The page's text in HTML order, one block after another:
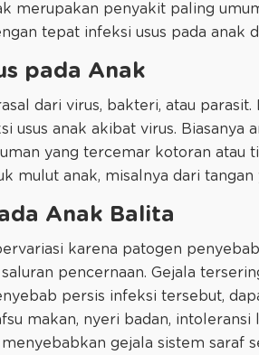
merupakan penyakit paling
tepat infeksi usus pada anak
pada Anak
dari virus, bakteri, atau
usus anak akibat virus. Biasanya
yang tercemar kotoran atau
mulut anak, misalnya dari tangan
Anak Balita
karena patogen
pencernaan. Gejala
persis infeksi tersebut,
makan, nyeri badan,
gejala sistem saraf